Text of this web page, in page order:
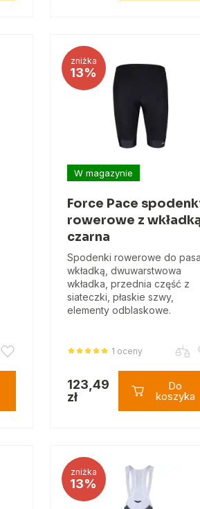
zniżka
13%
W magazynie
Force Pace
rowerowe z
czarna
Spodenki rowerowe do
wkładką, dwuwarstwowa
wkładka, przednia część z
siateczki, płaskie szwy,
elementy odblaskowe.
1 oceny
123,49
zł
Do
koszyka
zniżka
13%